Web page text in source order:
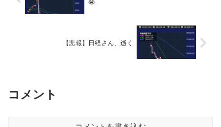
😭
【悲報】日経さん、逝く
コメント